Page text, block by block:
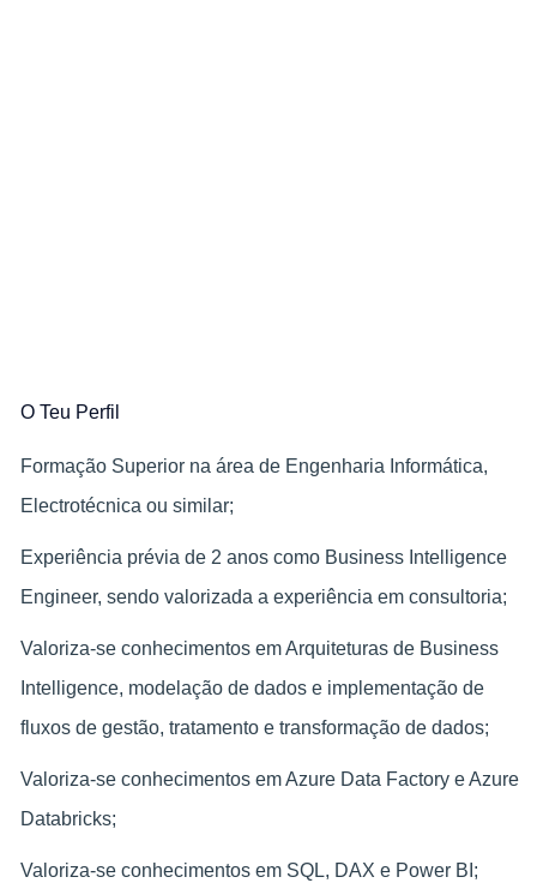
O Teu Perfil
Formação Superior na área de Engenharia Informática,
Electrotécnica ou similar;
Experiência prévia de 2 anos como Business Intelligence
Engineer, sendo valorizada a experiência em consultoria;
Valoriza-se conhecimentos em Arquiteturas de Business
Intelligence, modelação de dados e implementação de
fluxos de gestão, tratamento e transformação de dados​;
Valoriza-se conhecimentos em Azure Data Factory e Azure
Databricks;
Valoriza-se conhecimentos em SQL, DAX e Power BI;